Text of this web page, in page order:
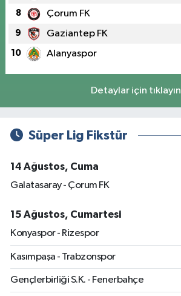
8 Çorum FK
9 Gaziantep FK
10 Alanyaspor
Detaylar için tıklayın
Süper Lig Fikstür
14 Ağustos, Cuma
Galatasaray - Çorum FK
15 Ağustos, Cumartesi
Konyaspor - Rizespor
Kasımpaşa - Trabzonspor
Gençlerbirliği S.K. - Fenerbahçe